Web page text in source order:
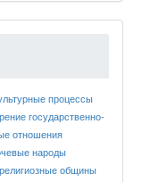
процессы
государственно-
отношения
народы
религиозные общины